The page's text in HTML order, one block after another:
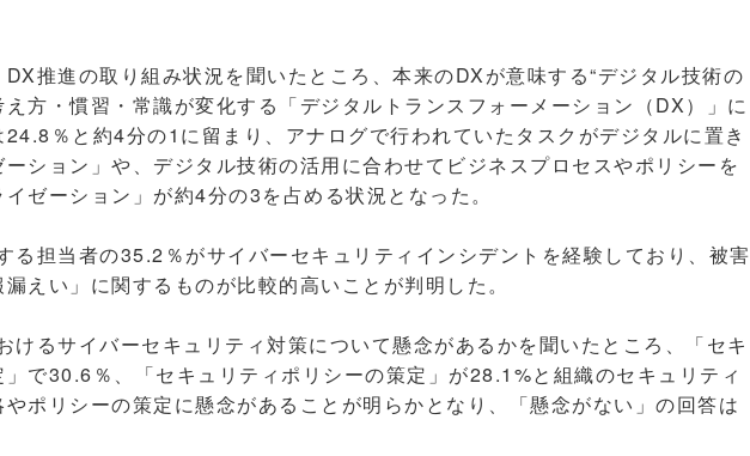
推進の取り組み状況を聞いたところ、本来のDXが意味する“デジタル技術の
方・慣習・常識が変化する「デジタルトランスフォーメーション（DX）」に
％と約4分の1に留まり、アナログで行われていたタスクがデジタルに置き
ション」や、デジタル技術の活用に合わせてビジネスプロセスやポリシーを
ゼーション」が約4分の3を占める状況となった。
る担当者の35.2％がサイバーセキュリティインシデントを経験しており、被害
えい」に関するものが比較的高いことが判明した。
るサイバーセキュリティ対策について懸念があるかを聞いたところ、「セキ
で30.6％、「セキュリティポリシーの策定」が28.1%と組織のセキュリティ
ポリシーの策定に懸念があることが明らかとなり、「懸念がない」の回答は